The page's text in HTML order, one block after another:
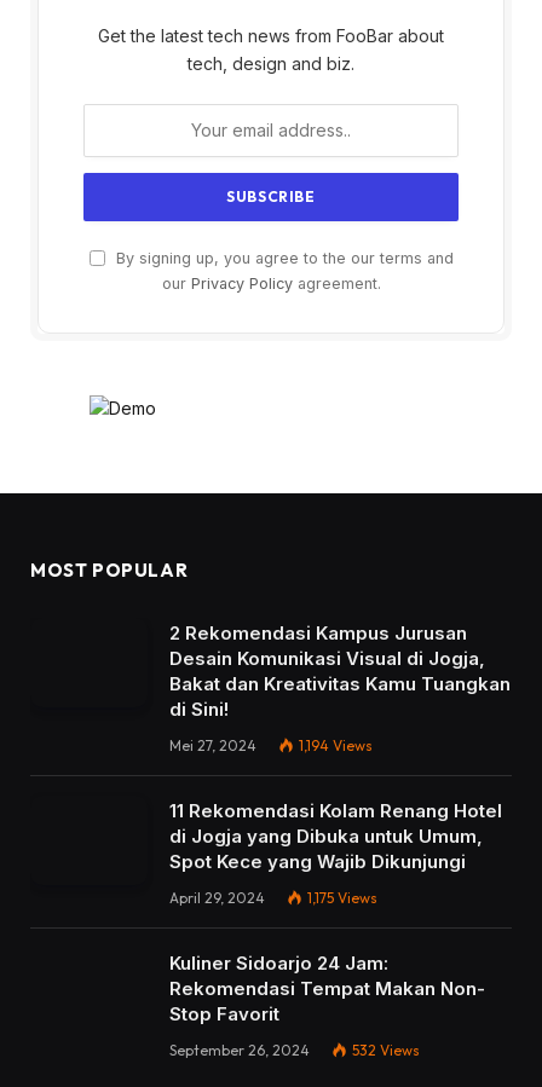
Get the latest tech news from FooBar about
tech, design and biz.
By signing up, you agree to the our terms and
our Privacy Policyagreement.
MOST POPULAR
2 Rekomendasi Kampus Jurusan
Desain Komunikasi Visual di Jogja,
Bakat dan Kreativitas Kamu Tuangkan
di Sini!
Mei 27, 2024 1,194 Views
11 Rekomendasi Kolam Renang Hotel
di Jogja yang Dibuka untuk Umum,
Spot Kece yang Wajib Dikunjungi
April 29, 2024 1,175 Views
Kuliner Sidoarjo 24 Jam:
Rekomendasi Tempat Makan Non-
Stop Favorit
September 26, 2024 532 Views